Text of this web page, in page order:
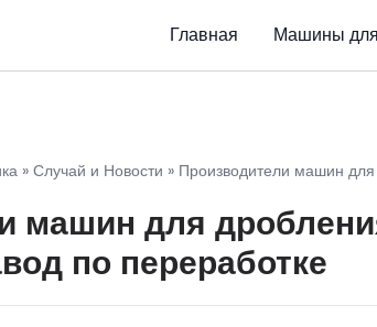
Главная Машины
» Случай и Новости » Производители машин для
машин для
по переработке